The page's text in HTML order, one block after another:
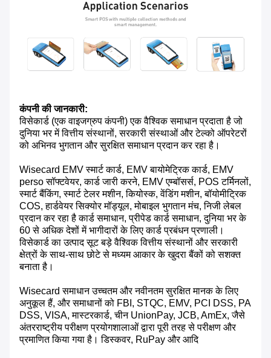
कंपनी की जानकारी:
विसेकार्ड (एक वाइजग्रुप कंपनी) एक वैश्विक समाधान प्रदाता है जो
दुनिया भर में वित्तीय संस्थानों, सरकारी संस्थाओं और टेल्को ऑपरेटरों
को अभिनव भुगतान और सुरक्षित समाधान प्रदान कर रहा है।
Wisecard EMV स्मार्ट कार्ड, EMV बायोमेट्रिक कार्ड, EMV
perso सॉफ्टवेयर, कार्ड जारी करने, EMV एम्बॉसर्स, POS टर्मिनलों,
स्मार्ट बैंकिंग, स्मार्ट टेलर मशीन, कियोस्क, वेंडिंग मशीन, बॉयोमीट्रिक
COS, हार्डवेयर सिक्योर मॉड्यूल, मोबाइल भुगतान मंच, निजी लेबल
प्रदान कर रहा है कार्ड समाधान, प्रीपेड कार्ड समाधान, दुनिया भर के
60 से अधिक देशों में भागीदारों के लिए कार्ड प्रबंधन प्रणाली।
विसेकार्ड का उत्पाद सूट बड़े वैश्विक वित्तीय संस्थानों और सरकारी
क्षेत्रों के साथ-साथ छोटे से मध्यम आकार के खुदरा बैंकों को सशक्त
बनाता है।
Wisecard समाधान उच्चतम और नवीनतम सुरक्षित मानक के लिए
अनुकूल हैं, और समाधानों को FBI, STQC, EMV, PCI DSS, PA
DSS, VISA, मास्टरकार्ड, चीन UnionPay, JCB, AmEx, जैसे
अंतरराष्ट्रीय परीक्षण प्रयोगशालाओं द्वारा पूरी तरह से परीक्षण और
प्रमाणित किया गया है। डिस्कवर, RuPay और आदि